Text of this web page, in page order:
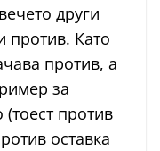
други
против. Като
против, а
за
(тоест против
оставка